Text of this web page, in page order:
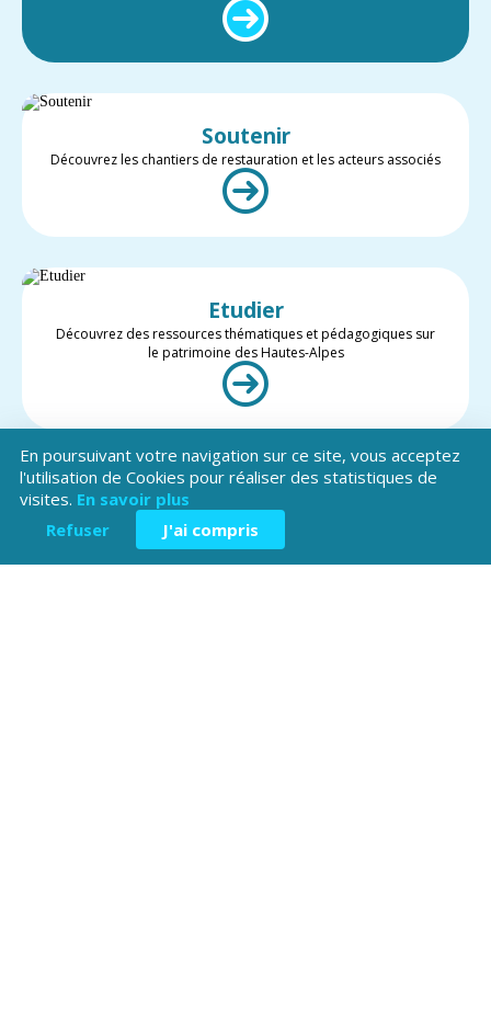
Soutenir
Découvrez les chantiers de restauration et les acteurs associés
Etudier
Découvrez des ressources thématiques et pédagogiques sur
le patrimoine des Hautes-Alpes
Valoriser
Restez informé des projets et des actualités du patrimoine des
Hautes-Alpes
En poursuivant votre navigation sur ce site, vous acceptez
l'utilisation de Cookies pour réaliser des statistiques de
visites. En savoir plus
Refuser
J'ai compris